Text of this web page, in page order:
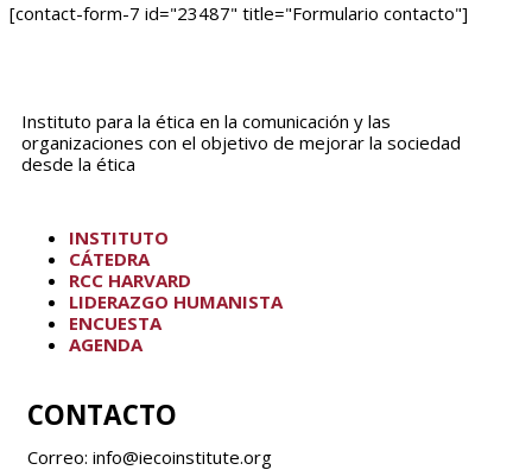
[contact-form-7 id="23487" title="Formulario contacto"]
Instituto para la ética en la comunicación y las
organizaciones con el objetivo de mejorar la sociedad
desde la ética
INSTITUTO
CÁTEDRA
RCC HARVARD
LIDERAZGO HUMANISTA
ENCUESTA
AGENDA
CONTACTO
Correo: info@iecoinstitute.org